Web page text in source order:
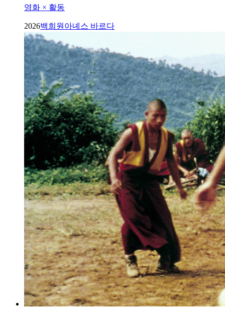
영화 × 활동
2026백희원 아녜스 바르다